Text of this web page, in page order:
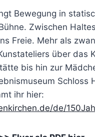
Bewegung in
Zwischen
Freie. Mehr als
über das
bis hin zur
ihr hier:
de/